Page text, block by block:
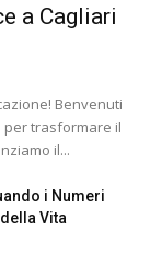
a Cagliari
Benvenuti
trasformare il
il...
i Numeri
Vita